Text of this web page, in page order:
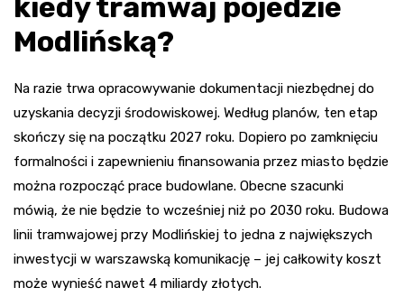
kiedy tramwaj pojedzie
Modlińską?
Na razie trwa opracowywanie dokumentacji niezbędnej do
uzyskania decyzji środowiskowej. Według planów, ten etap
skończy się na początku 2027 roku. Dopiero po zamknięciu
formalności i zapewnieniu finansowania przez miasto będzie
można rozpocząć prace budowlane. Obecne szacunki
mówią, że nie będzie to wcześniej niż po 2030 roku. Budowa
linii tramwajowej przy Modlińskiej to jedna z największych
inwestycji w warszawską komunikację – jej całkowity koszt
może wynieść nawet 4 miliardy złotych.